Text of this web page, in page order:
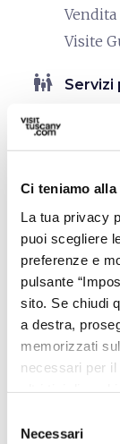
Ci teniamo
La tua privacy
puoi scegliere
preferenze e
pulsante
sito. Se chiudi
a destra,
memorizzati
necessari per
delNecessari
Visite
family_restroom Servizi
accessible
In
Senior
Udito e
self_improvement
Massaggi